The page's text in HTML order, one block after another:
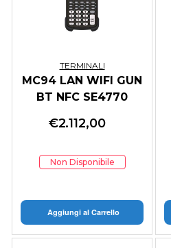
TERMINALI
MC94 LAN WIFI GUN
BT NFC SE4770
€2.112,00
Non Disponibile
Aggiungi al Carrello